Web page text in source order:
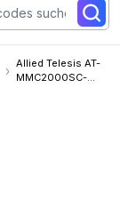
Allied Telesis AT-
MMC2000SC-